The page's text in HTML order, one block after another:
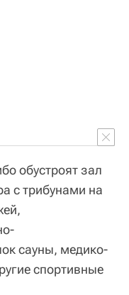
обустроят зал
с трибунами на
сауны, медико-
спортивные